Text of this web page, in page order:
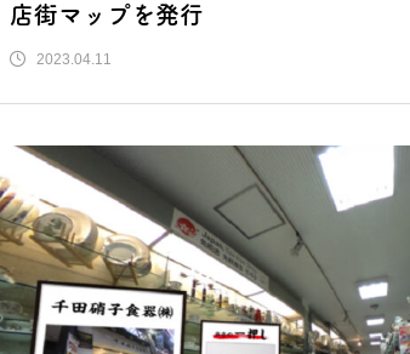
店街マップを発行
2023.04.11